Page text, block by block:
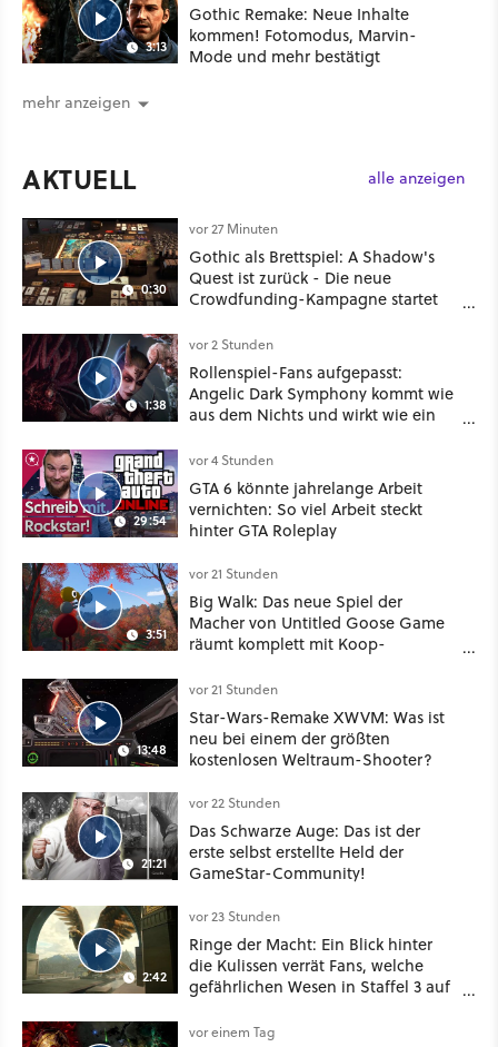
3:13
Gothic Remake: Neue Inhalte
kommen! Fotomodus, Marvin-
Mode und mehr bestätigt
mehr anzeigen
AKTUELL alle anzeigen
0:30
vor 27 Minuten
Gothic als Brettspiel: A Shadow's
Quest ist zurück - Die neue
Crowdfunding-Kampagne startet
1:38
vor 2 Stunden
Rollenspiel-Fans aufgepasst:
Angelic Dark Symphony kommt wie
aus dem Nichts und wirkt wie ein
Mass Effect
29:54
vor 4 Stunden
GTA 6 könnte jahrelange Arbeit
vernichten: So viel Arbeit steckt
hinter GTA Roleplay
3:51
vor 21 Stunden
Big Walk: Das neue Spiel der
Macher von Untitled Goose Game
räumt komplett mit Koop-
13:48
vor 21 Stunden
Star-Wars-Remake XWVM: Was ist
neu bei einem der größten
kostenlosen Weltraum-Shooter?
21:21
vor 22 Stunden
Das Schwarze Auge: Das ist der
erste selbst erstellte Held der
GameStar-Community!
2:42
vor 23 Stunden
Ringe der Macht: Ein Blick hinter
die Kulissen verrät Fans, welche
gefährlichen Wesen in Staffel 3 auf
vor einem Tag